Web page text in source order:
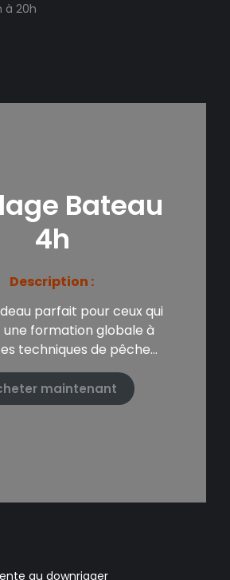
à 20h
Bateau
4h
Description :
parfait pour ceux qui
formation globale à
techniques de pêche…
maintenant
au downrigger